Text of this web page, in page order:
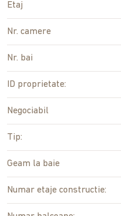
Etaj
Nr. camere
Nr. bai
ID proprietate:
Negociabil
Tip:
Geam la baie
Numar etaje constructie: